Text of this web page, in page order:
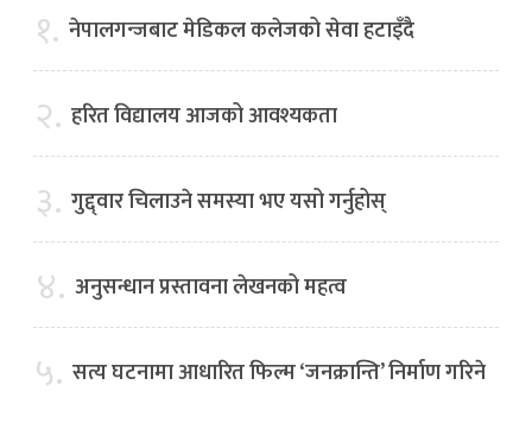
१. नेपालगन्जबाट मेडिकल कलेजको सेवा हटाइँदै
२. हरित विद्यालय आजको आवश्यकता
३. गुद्द्वार चिलाउने समस्या भए यसो गर्नुहोस्
४. अनुसन्धान प्रस्तावना लेखनको महत्व
५. सत्य घटनामा आधारित फिल्म ‘जनक्रान्ति’ निर्माण गरिने